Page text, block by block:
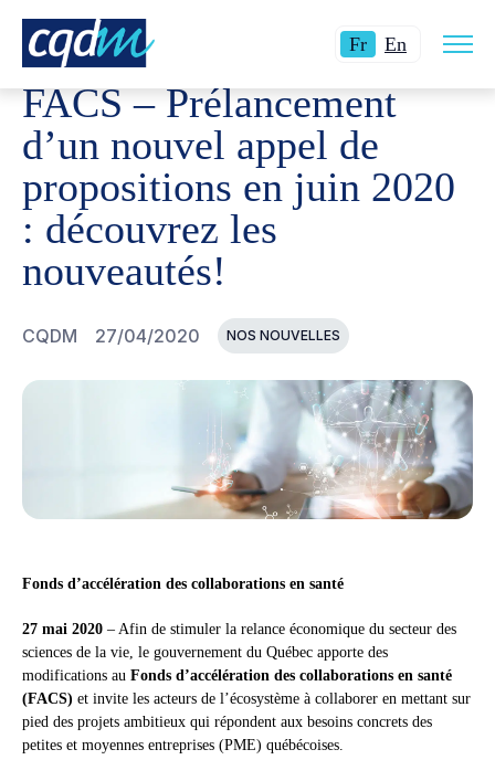
FrLangue
:
Français.
En Switchla
site
CQDM NOUVELLES ET ÉVÉNEMENTS FACS -
FACS – Prélancement
d’un nouvel appel de
propositions en juin 2020
: découvrez les
nouveautés!
CQDM 27/04/2020 NOS NOUVELLES
Fonds d’accélération des collaborations en santé
27 mai 2020 – Afin de stimuler la relance économique du secteur des
sciences de la vie, le gouvernement du Québec apporte des
modifications au Fonds d’accélération des collaborations en santé
(FACS) et invite les acteurs de l’écosystème à collaborer en mettant sur
pied des projets ambitieux qui répondent aux besoins concrets des
petites et moyennes entreprises (PME) québécoises.